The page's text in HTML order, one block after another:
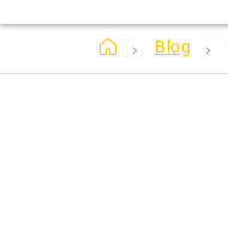
DomovBlog